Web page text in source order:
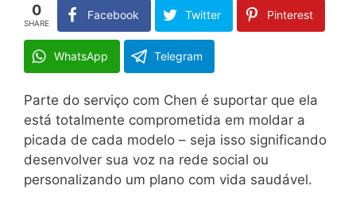
0
SHARE
Facebook Twitter Pinterest
WhatsApp Telegram
Parte do serviço com Chen é suportar que ela
está totalmente comprometida em moldar a
picada de cada modelo – seja isso significando
desenvolver sua voz na rede social ou
personalizando um plano com vida saudável.